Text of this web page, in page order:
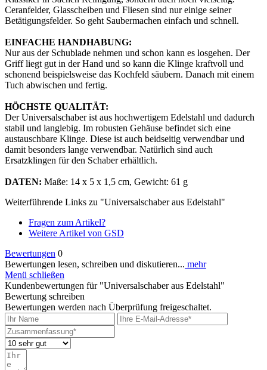
Ceranfelder, Glasscheiben und Fliesen sind nur einige seiner
Betätigungsfelder. So geht Saubermachen einfach und schnell.
EINFACHE HANDHABUNG:
Nur aus der Schublade nehmen und schon kann es losgehen. Der
Griff liegt gut in der Hand und so kann die Klinge kraftvoll und
schonend beispielsweise das Kochfeld säubern. Danach mit einem
Tuch abwischen und fertig.
HÖCHSTE QUALITÄT:
Der Universalschaber ist aus hochwertigem Edelstahl und dadurch
stabil und langlebig. Im robusten Gehäuse befindet sich eine
austauschbare Klinge. Diese ist auch beidseitig verwendbar und
damit besonders lange verwendbar. Natürlich sind auch
Ersatzklingen für den Schaber erhältlich.
DATEN: Maße: 14 x 5 x 1,5 cm, Gewicht: 61 g
Weiterführende Links zu "Universalschaber aus Edelstahl"
Fragen zum Artikel?
Weitere Artikel von GSD
Bewertungen 0
Bewertungen lesen, schreiben und diskutieren... mehr
Menü schließen
Kundenbewertungen für "Universalschaber aus Edelstahl"
Bewertung schreiben
Bewertungen werden nach Überprüfung freigeschaltet.